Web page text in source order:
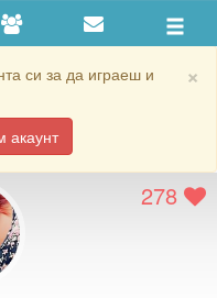
×
си за да играеш и
акаунт
278